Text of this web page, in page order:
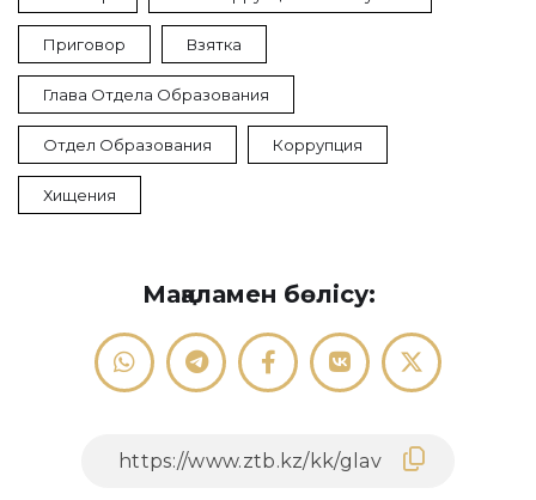
Приговор Взятка
Глава Отдела Образования
Отдел Образования Коррупция
Хищения
Мақаламен бөлісу: